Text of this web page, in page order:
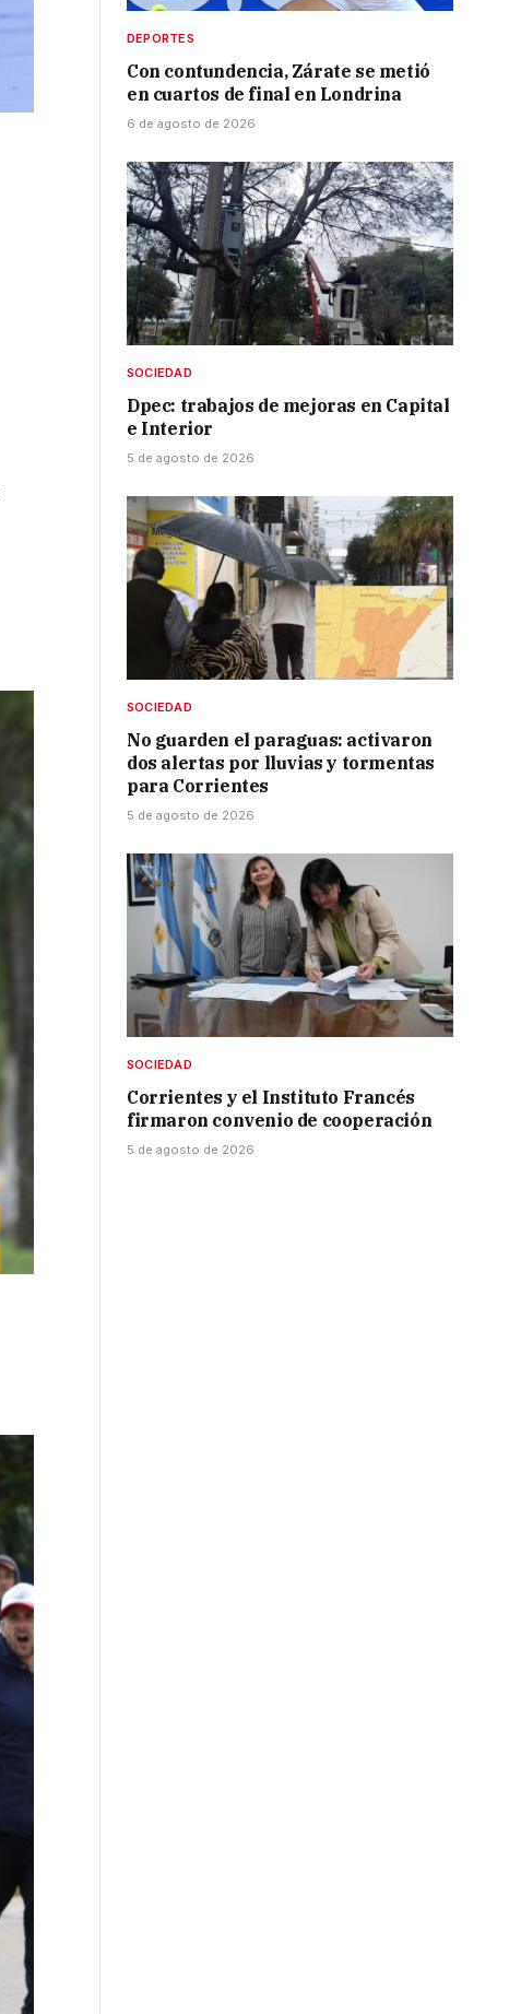
DEPORTES
Con contundencia, Zárate se metió
en cuartos de final en Londrina
6 de agosto de 2026
SOCIEDAD
Dpec: trabajos de mejoras en Capital
e Interior
5 de agosto de 2026
SOCIEDAD
No guarden el paraguas: activaron
dos alertas por lluvias y tormentas
para Corrientes
5 de agosto de 2026
SOCIEDAD
Corrientes y el Instituto Francés
firmaron convenio de cooperación
5 de agosto de 2026